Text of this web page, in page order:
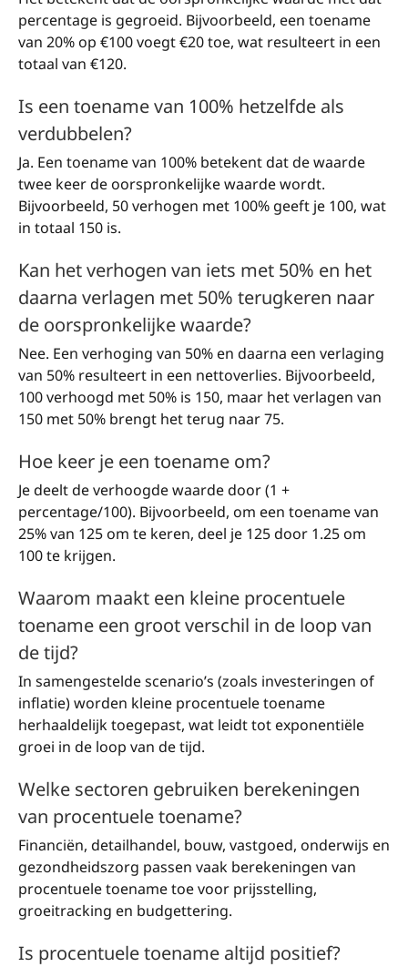
percentage is gegroeid. Bijvoorbeeld, een toename
van 20% op €100 voegt €20 toe, wat resulteert in een
totaal van €120.
Is een toename van 100% hetzelfde als
verdubbelen?
Ja. Een toename van 100% betekent dat de waarde
twee keer de oorspronkelijke waarde wordt.
Bijvoorbeeld, 50 verhogen met 100% geeft je 100, wat
in totaal 150 is.
Kan het verhogen van iets met 50% en het
daarna verlagen met 50% terugkeren naar
de oorspronkelijke waarde?
Nee. Een verhoging van 50% en daarna een verlaging
van 50% resulteert in een nettoverlies. Bijvoorbeeld,
100 verhoogd met 50% is 150, maar het verlagen van
150 met 50% brengt het terug naar 75.
Hoe keer je een toename om?
Je deelt de verhoogde waarde door (1 +
percentage/100). Bijvoorbeeld, om een toename van
25% van 125 om te keren, deel je 125 door 1.25 om
100 te krijgen.
Waarom maakt een kleine procentuele
toename een groot verschil in de loop van
de tijd?
In samengestelde scenario’s (zoals investeringen of
inflatie) worden kleine procentuele toename
herhaaldelijk toegepast, wat leidt tot exponentiële
groei in de loop van de tijd.
Welke sectoren gebruiken berekeningen
van procentuele toename?
Financiën, detailhandel, bouw, vastgoed, onderwijs en
gezondheidszorg passen vaak berekeningen van
procentuele toename toe voor prijsstelling,
groeitracking en budgettering.
Is procentuele toename altijd positief?